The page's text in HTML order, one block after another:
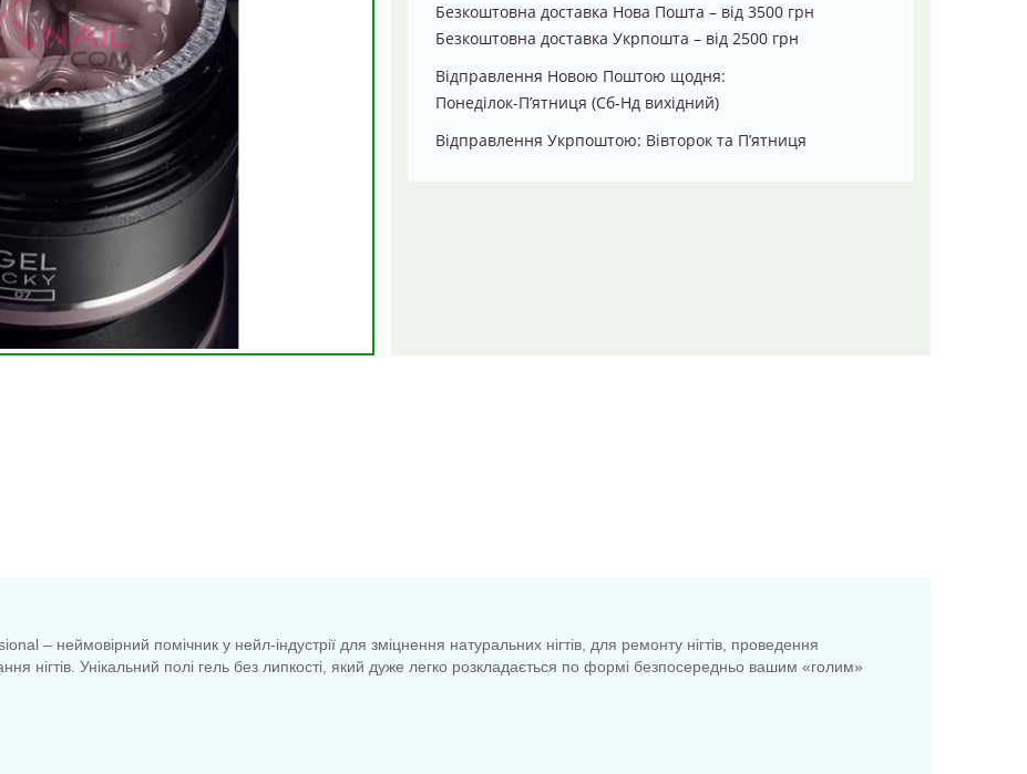
Безкоштовна доставка Нова Пошта – від 3500 грн
Безкоштовна доставка Укрпошта – від 2500 грн
Відправлення Новою Поштою щодня:
Понеділок-П’ятниця (Сб-Нд вихідний)
Відправлення Укрпоштою: Вівторок та П’ятниця
– неймовірний помічник у нейл-індустрії для зміцнення натуральних нігтів, для ремонту нігтів, проведення
нігтів. Унікальний полі гель без липкості, який дуже легко розкладається по формі безпосередньо вашим «голим»